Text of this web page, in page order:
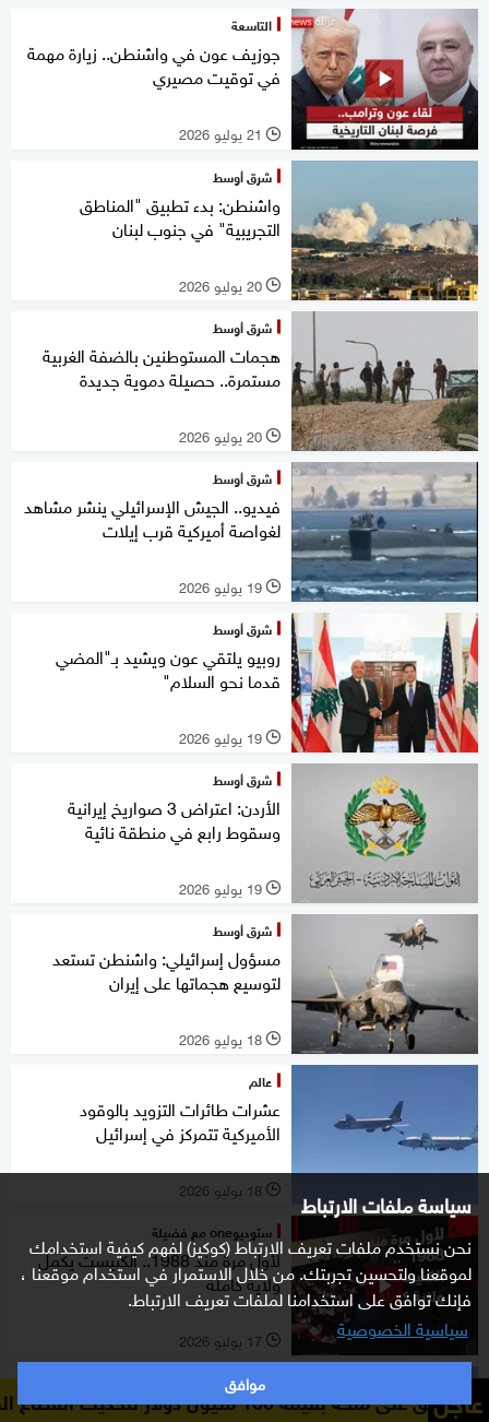
سياسة ملفات الارتباط
نحن نستخدم ملفات تعريف الارتباط (كوكيز) لفهم كيفية استخدامك
لموقعنا ولتحسين تجربتك. من خلال الاستمرار في استخدام موقعنا ،
فإنك توافق على استخدامنا لملفات تعريف الارتباط.
سياسية الخصوصية
موافق
التاسعة
جوزيف عون في واشنطن.. زيارة مهمة
في توقيت مصيري
l 21 يوليو 2026
شرق أوسط
واشنطن: بدء تطبيق "المناطق
التجريبية" في جنوب لبنان
l 20 يوليو 2026
شرق أوسط
هجمات المستوطنين بالضفة الغربية
مستمرة.. حصيلة دموية جديدة
l 20 يوليو 2026
شرق أوسط
فيديو.. الجيش الإسرائيلي ينشر مشاهد
لغواصة أميركية قرب إيلات
l 19 يوليو 2026
شرق أوسط
روبيو يلتقي عون ويشيد بـ"المضي
قدما نحو السلام"
l 19 يوليو 2026
شرق أوسط
الأردن: اعتراض 3 صواريخ إيرانية
وسقوط رابع في منطقة نائية
l 19 يوليو 2026
شرق أوسط
مسؤول إسرائيلي: واشنطن تستعد
لتوسيع هجماتها على إيران
l 18 يوليو 2026
عالم
عشرات طائرات التزويد بالوقود
الأميركية تتمركز في إسرائيل
l 18 يوليو 2026
ستوديوone مع فضيلة
لأول مرة منذ 1988.. الكنيست يكمل
ولاية كاملة
l 17 يوليو 2026
شرق أوسط
بالطيران المسير.. إسرائيل تستهدف عاجل
في سوريا